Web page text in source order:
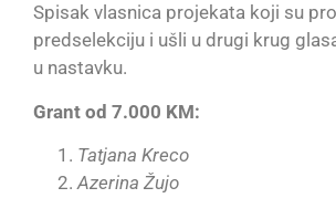
Spisak vlasnica projekata koji su
predselekciju i ušli u drugi krug
u nastavku.
Grant od 7.000 KM:
Tatjana Kreco
Azerina Žujo